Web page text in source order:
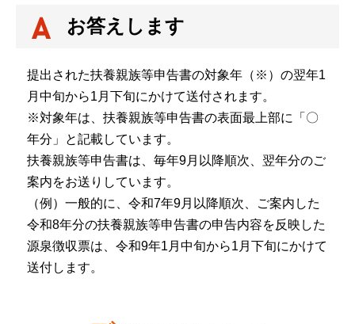
お答えします
提出された扶養親族等申告書の対象年（※）の翌年1
月中旬から1月下旬にかけて送付されます。
※対象年は、扶養親族等申告書の表面最上部に「〇
年分」と記載しています。
扶養親族等申告書は、毎年9月以降順次、翌年分のご
案内をお送りしています。
（例）一般的に、令和7年9月以降順次、ご案内した
令和8年分の扶養親族等申告書の申告内容を反映した
源泉徴収票は、令和9年1月中旬から1月下旬にかけて
送付します。